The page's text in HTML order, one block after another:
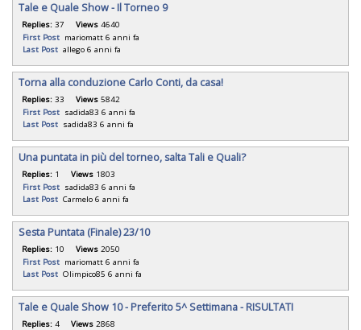
Tale e Quale Show - Il Torneo 9
Replies: 37 Views 4640
First Post mariomatt 6 anni fa
Last Post allego 6 anni fa
Torna alla conduzione Carlo Conti, da casa!
Replies: 33 Views 5842
First Post sadida83 6 anni fa
Last Post sadida83 6 anni fa
Una puntata in più del torneo, salta Tali e Quali?
Replies: 1 Views 1803
First Post sadida83 6 anni fa
Last Post Carmelo 6 anni fa
Sesta Puntata (Finale) 23/10
Replies: 10 Views 2050
First Post mariomatt 6 anni fa
Last Post Olimpico85 6 anni fa
Tale e Quale Show 10 - Preferito 5^ Settimana - RISULTATI
Replies: 4 Views 2868